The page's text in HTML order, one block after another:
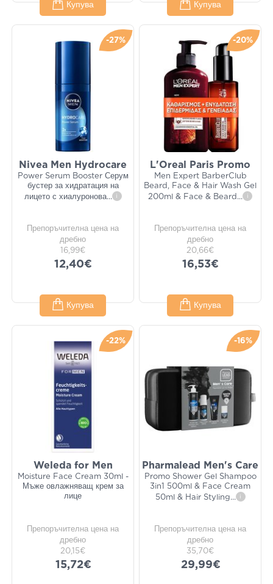
Купува Купува
-27%
Nivea Men Hydrocare
Power Serum Booster Серум
бустер за хидратация на
лицето с хиалуронова... i
Препоръчителна цена на
дребно
16,99€
12,40€
Купува
-20%
L'Oreal Paris Promo
Men Expert BarberClub
Beard, Face & Hair Wash Gel
200ml & Face & Beard ... i
Препоръчителна цена на
дребно
20,66€
16,53€
Купува
-22%
Weleda for Men
Moisture Face Cream 30ml -
Мъже овлажняващ крем за
лице
Препоръчителна цена на
дребно
20,15€
15,72€
-16%
Pharmalead Men's Care
Promo Shower Gel Shampoo
3in1 500ml & Face Cream
50ml & Hair Styling... i
Препоръчителна цена на
дребно
35,70€
29,99€